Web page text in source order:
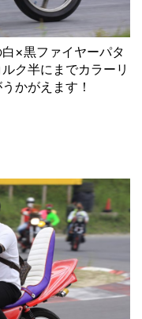
×黒ファイヤーパタ
ク半にまでカラーリ
かがえます！